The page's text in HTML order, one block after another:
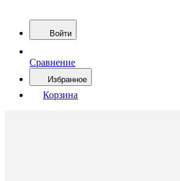
Войти
Сравнение
Избранное
Корзина